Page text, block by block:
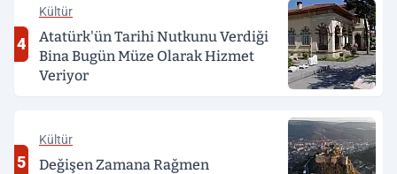
4
Kültür
Atatürk'ün Tarihi Nutkunu Verdiği
Bina Bugün Müze Olarak Hizmet
Veriyor
5
Kültür
Değişen Zamana Rağmen